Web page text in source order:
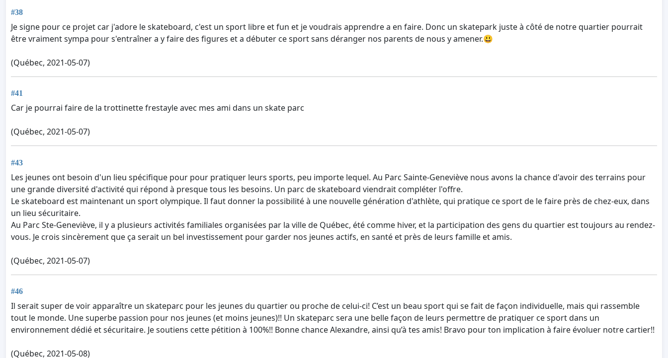
#38
Je signe pour ce projet car j'adore le skateboard, c'est un sport libre et fun et je voudrais apprendre a en faire. Donc un skatepark juste à côté de notre quartier pourrait
être vraiment sympa pour s'entraîner a y faire des figures et a débuter ce sport sans déranger nos parents de nous y amener.😃
(Québec, 2021-05-07)
#41
Car je pourrai faire de la trottinette frestayle avec mes ami dans un skate parc
(Québec, 2021-05-07)
#43
Les jeunes ont besoin d'un lieu spécifique pour pour pratiquer leurs sports, peu importe lequel. Au Parc Sainte-Geneviève nous avons la chance d'avoir des terrains pour
une grande diversité d'activité qui répond à presque tous les besoins. Un parc de skateboard viendrait compléter l'offre.
Le skateboard est maintenant un sport olympique. Il faut donner la possibilité à une nouvelle génération d'athlète, qui pratique ce sport de le faire près de chez-eux, dans
un lieu sécuritaire.
Au Parc Ste-Geneviève, il y a plusieurs activités familiales organisées par la ville de Québec, été comme hiver, et la participation des gens du quartier est toujours au rendez-
vous. Je crois sincèrement que ça serait un bel investissement pour garder nos jeunes actifs, en santé et près de leurs famille et amis.
(Québec, 2021-05-07)
#46
Il serait super de voir apparaître un skateparc pour les jeunes du quartier ou proche de celui-ci! C’est un beau sport qui se fait de façon individuelle, mais qui rassemble
tout le monde. Une superbe passion pour nos jeunes (et moins jeunes)!! Un skateparc sera une belle façon de leurs permettre de pratiquer ce sport dans un
environnement dédié et sécuritaire. Je soutiens cette pétition à 100%!! Bonne chance Alexandre, ainsi qu’à tes amis! Bravo pour ton implication à faire évoluer notre cartier!!
(Québec, 2021-05-08)